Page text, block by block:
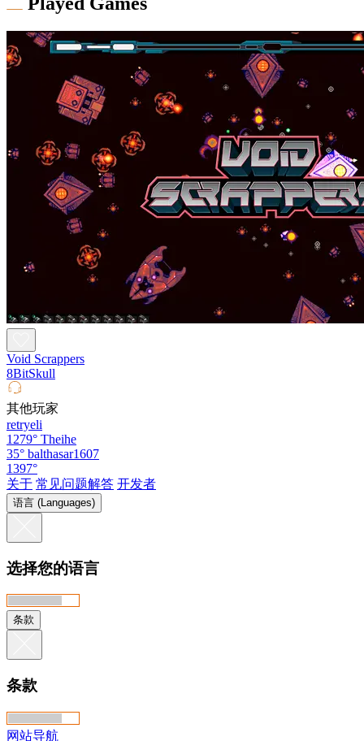
Void Scrappers
8BitSkull
其他玩家
retryeli
1279° Theihe
35° balthasar1607
1397°
关于 常见问题解答 开发者
语言 (Languages)
选择您的语言
条款
条款
网站导航